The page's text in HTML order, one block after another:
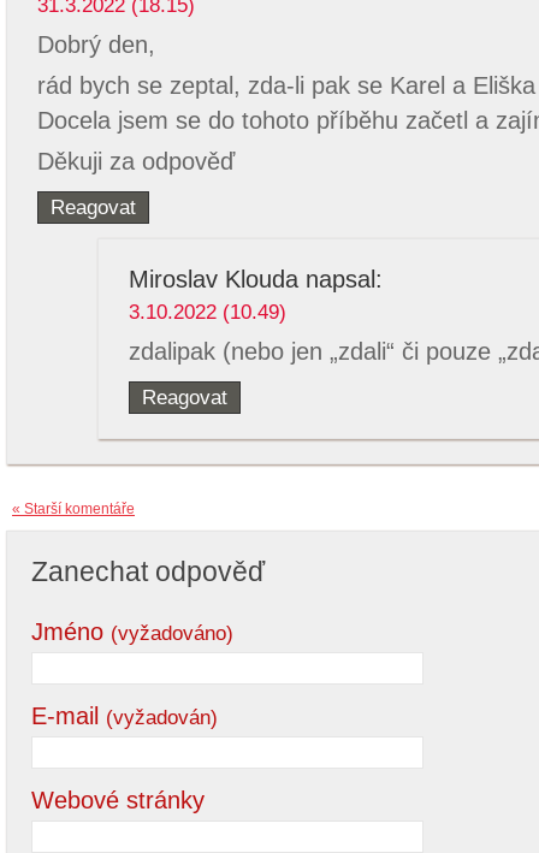
31.3.2022 (18.15)
Dobrý den,
rád bych se zeptal, zda-li pak se Karel a
Docela jsem se do tohoto příběhu začetl a
Děkuji za odpověď
Reagovat
Miroslav Klouda napsal:
3.10.2022 (10.49)
zdalipak (nebo jen „zdali“ či pouze
Reagovat
« Starší komentáře
Zanechat odpověď
Jméno (vyžadováno)
E-mail (vyžadován)
Webové stránky